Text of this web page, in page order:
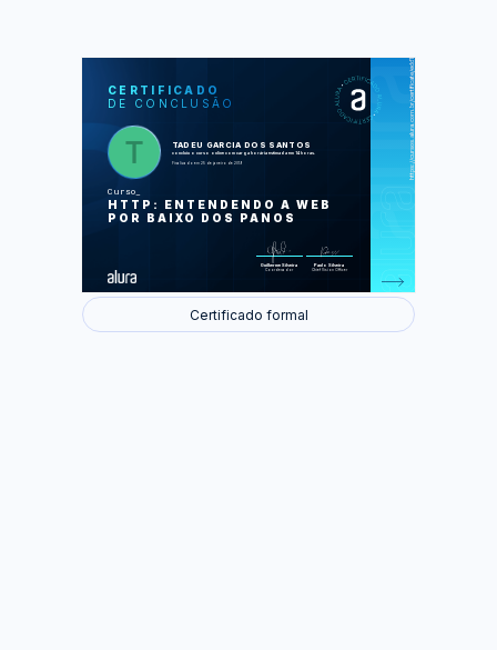
CERTIFICADO
DE CONCLUSÃO
TADEU GARCIA DOS SANTOS
concluiu o curso online com carga horária estimada em 14 horas.
Finalizado em 25 de janeiro de 2019
Curso
HTTP: ENTENDENDO A WEB
POR BAIXO DOS PANOS
Guilherme Silveira
Coordenador
Paulo Silveira
Chief Vision Officer
https://cursos.alura.com.br/certificate/edd1e1c5-52a4-4343-8a31-e388274e6a1a
LAS
O que é HTTP?
A web segura - HTTPS
O cliente pede e o servidor responde
Depurando a requisição HTTP
Foram feitas 76 de 76 atividades.
Certificado formal